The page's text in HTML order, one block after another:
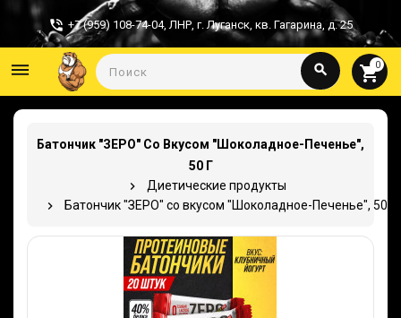
+7 (959) 108-74-04,ЛНР, г. Луганск, кв. Гагарина, д. 25
search shopping_cart
0
dehaze
Батончик "ЗЕРО" Со Вкусом "Шоколадное-Печенье",
50 Г
Диетические продукты
Батончик "ЗЕРО" со вкусом "Шоколадное-Печенье", 50 г